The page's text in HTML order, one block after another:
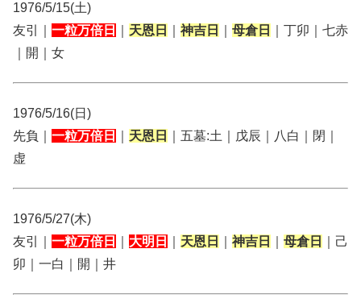
1976/5/15(土)
友引｜ 一粒万倍日 天恩日 神吉日 母倉日
｜丁卯｜七赤
｜開｜女
1976/5/16(日)
先負｜ 一粒万倍日 天恩日
｜五墓:土｜戊辰｜八白｜閉｜
虚
1976/5/27(木)
友引｜ 一粒万倍日 大明日 天恩日 神吉日 母倉日
｜己
卯｜一白｜開｜井